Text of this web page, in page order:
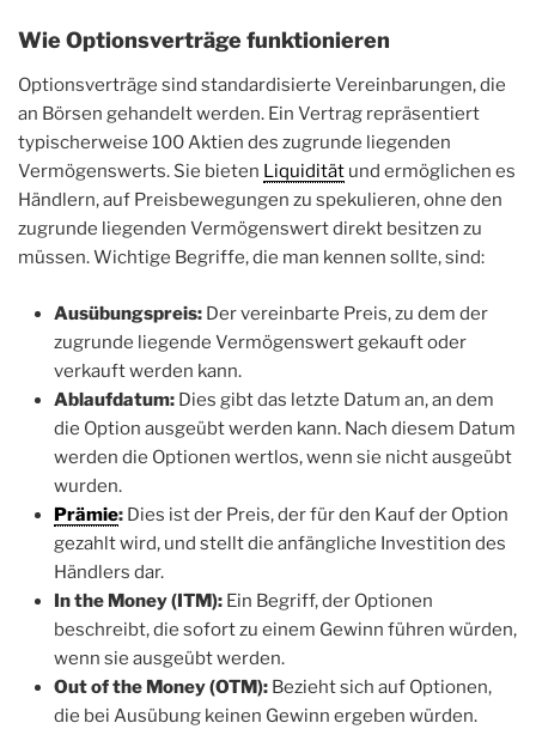
Wie Optionsverträge funktionieren
Optionsverträge sind standardisierte Vereinbarungen, die
an Börsen gehandelt werden. Ein Vertrag repräsentiert
typischerweise 100 Aktien des zugrunde liegenden
Vermögenswerts. Sie bieten Liquidität und ermöglichen es
Händlern, auf Preisbewegungen zu spekulieren, ohne den
zugrunde liegenden Vermögenswert direkt besitzen zu
müssen. Wichtige Begriffe, die man kennen sollte, sind:
Ausübungspreis: Der vereinbarte Preis, zu dem der
zugrunde liegende Vermögenswert gekauft oder
verkauft werden kann.
Ablaufdatum: Dies gibt das letzte Datum an, an dem
die Option ausgeübt werden kann. Nach diesem Datum
werden die Optionen wertlos, wenn sie nicht ausgeübt
wurden.
Prämie: Dies ist der Preis, der für den Kauf der Option
gezahlt wird, und stellt die anfängliche Investition des
Händlers dar.
In the Money (ITM): Ein Begriff, der Optionen
beschreibt, die sofort zu einem Gewinn führen würden,
wenn sie ausgeübt werden.
Out of the Money (OTM): Bezieht sich auf Optionen,
die bei Ausübung keinen Gewinn ergeben würden.